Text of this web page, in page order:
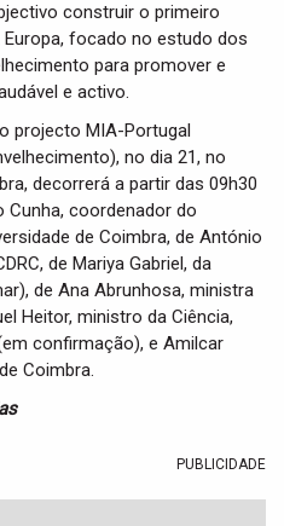
construir o primeiro
focado no estudo dos
para promover e
e activo.
projecto MIA-Portugal
no dia 21, no
decorrerá a partir das 09h30
Cunha, coordenador do
de Coimbra, de António
de Mariya Gabriel, da
de Ana Abrunhosa, ministra
Heitor, ministro da Ciência,
confirmação), e Amilcar
Coimbra.
PUBLICIDADE